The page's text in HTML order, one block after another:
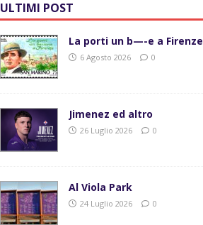
ULTIMI POST
La porti un b—-e a Firenze
6 Agosto 2026 0
Jimenez ed altro
26 Luglio 2026 0
Al Viola Park
24 Luglio 2026 0